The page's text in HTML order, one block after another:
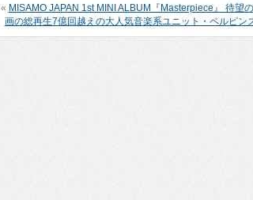
« MISAMO JAPAN 1st MINI ALBUM『Masterpiece』 待望
画の総再生7億回越えの大人気音楽系ユニット・ペルピ